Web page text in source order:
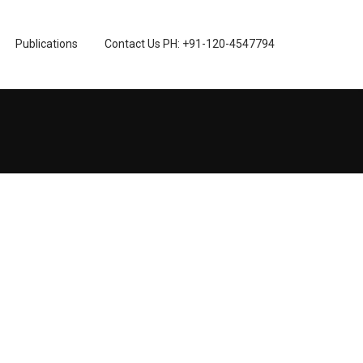
Publications Contact Us PH: +91-120-4547794